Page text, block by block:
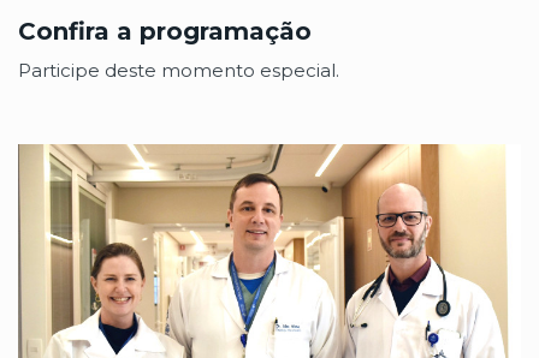
Confira a programação
Participe deste momento especial.